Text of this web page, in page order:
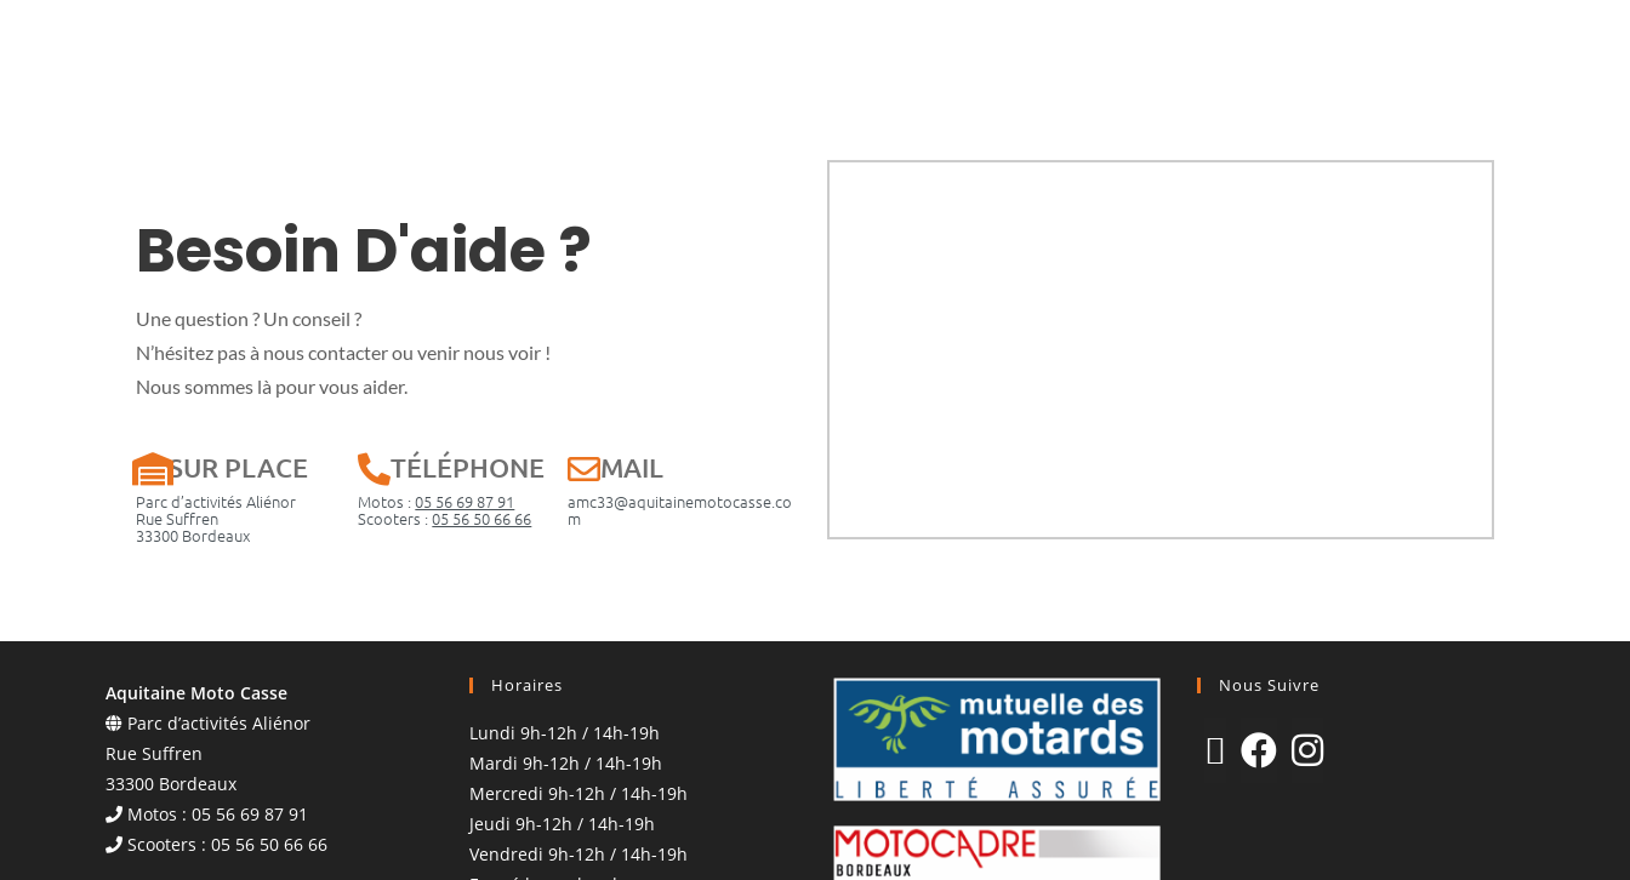
Besoin D'aide ?
Une question ? Un conseil ?
N’hésitez pas à nous contacter ou venir nous voir !
Nous sommes là pour vous aider.
SUR PLACE
Parc d’activités Aliénor
Rue Suffren
33300 Bordeaux
TÉLÉPHONE
Motos :05 56 69 87 91
Scooters :05 56 50 66 66
MAIL
amc33@aquitainemotocasse.co
m
Aquitaine Moto Casse
Parc d’activités Aliénor
Rue Suffren
33300 Bordeaux
Motos : 05 56 69 87 91
Scooters : 05 56 50 66 66
Horaires
Lundi 9h-12h / 14h-19h
Mardi 9h-12h / 14h-19h
Mercredi 9h-12h / 14h-19h
Jeudi 9h-12h / 14h-19h
Vendredi 9h-12h / 14h-19h
Nous Suivre